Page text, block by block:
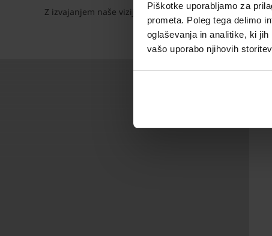
Piškotke uporabljamo za
prometa. Poleg tega delimo
oglaševanja in analitike, ki
vašo uporabo njihovih
Z izvajanjem naše vizije in vrednot želimo ustvariti